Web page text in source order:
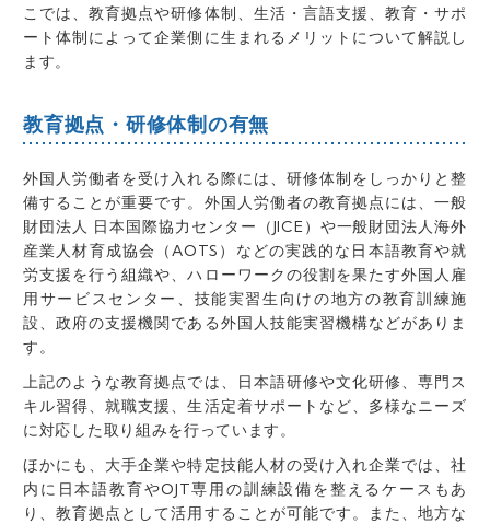
こでは、教育拠点や研修体制、生活・言語支援、教育・サポ
ート体制によって企業側に生まれるメリットについて解説し
ます。
教育拠点・研修体制の有無
外国人労働者を受け入れる際には、研修体制をしっかりと整
備することが重要です。外国人労働者の教育拠点には、一般
財団法人 日本国際協力センター（JICE） や一般財団法人海外
産業人材育成協会（AOTS ） などの実践的な日本語教育や就
労支援を行う組織や、ハローワークの役割を果たす外国人雇
用サービスセンター、技能実習生向けの地方の教育訓練施
設、政府の支援機関である外国人技能実習機構などがありま
す。
上記のような教育拠点では、日本語研修や文化研修、専門ス
キル習得、就職支援、生活定着サポートなど、多様なニーズ
に対応した取り組みを行っています。
ほかにも、大手企業や特定技能人材の受け入れ企業では、社
内に日本語教育やOJT専用の訓練設備を整えるケースもあ
り、教育拠点として活用することが可能です。また、地方な